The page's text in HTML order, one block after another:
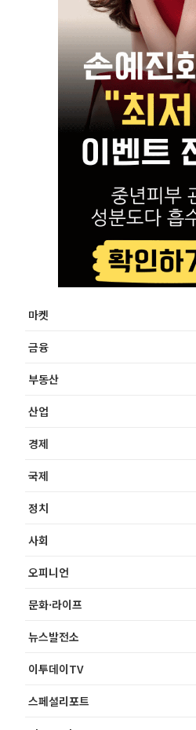
마켓
금융
부동산
산업
경제
국제
정치
사회
오피니언
문화·라이프
뉴스발전소
이투데이TV
스페셜리포트